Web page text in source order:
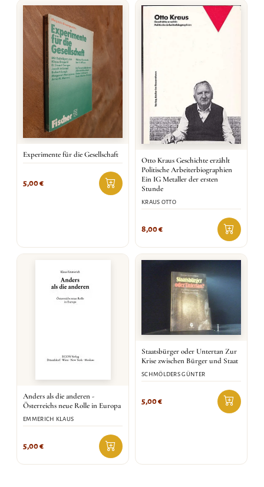
Experimente für die Gesellschaft
5,00€
Otto Kraus Geschichte erzählt
Politische Arbeiterbiographien
Ein IG Metaller der ersten
Stunde
KRAUS OTTO
8,00€
Anders als die anderen -
Österreichs neue Rolle in Europa
EMMERICH KLAUS
5,00€
Staatsbürger oder Untertan Zur
Krise zwischen Bürger und Staat
SCHMÖLDERS GÜNTER
5,00€